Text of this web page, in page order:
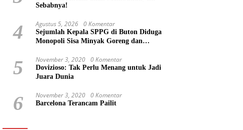
Sebabnya!
4 Agustus 5, 2026 0 Komentar
Sejumlah Kepala SPPG di Buton Diduga
Monopoli Sisa Minyak Goreng dan
Pribadi
5 November 3, 2020 0 Komentar
Dovizioso: Tak Perlu Menang untuk Jadi
Juara Dunia
6 November 3, 2020 0 Komentar
Barcelona Terancam Pailit